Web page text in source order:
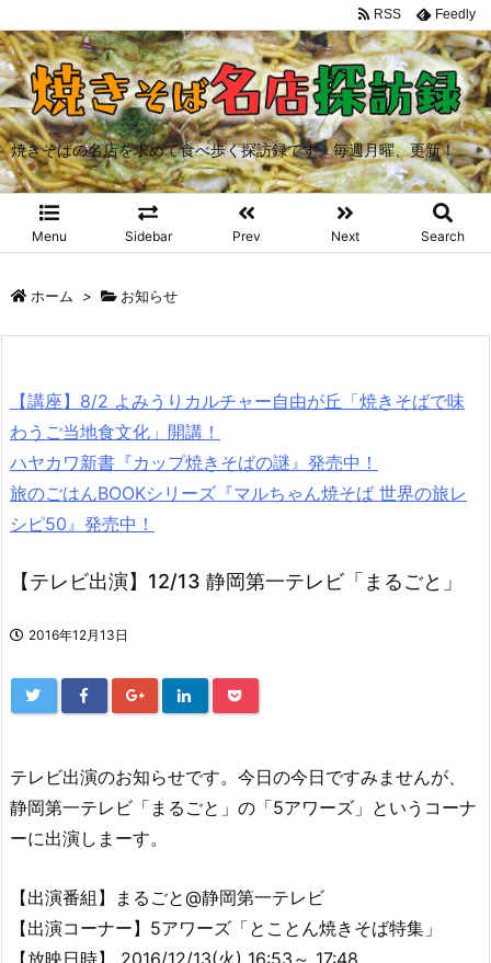
焼きそばの名店を求めて食べ歩く探訪録です。毎週月曜、更新！
Menu Sidebar Prev Next Search
RSS Feedly
ホーム > お知らせ
【講座】8/2 よみうりカルチャー自由が丘「焼きそばで味
わうご当地食文化」開講！
ハヤカワ新書『カップ焼きそばの謎』発売中！
旅のごはんBOOKシリーズ『マルちゃん焼そば 世界の旅レ
シピ50』発売中！
【テレビ出演】12/13 静岡第一テレビ「まるごと」
2016年12月13日
テレビ出演のお知らせです。今日の今日ですみませんが、
静岡第一テレビ「まるごと」の「5アワーズ」というコーナ
ーに出演しまーす。
【出演番組】まるごと@静岡第一テレビ
【出演コーナー】5アワーズ「とことん焼きそば特集」
【放映日時】 2016/12/13(火) 16:53～ 17:48